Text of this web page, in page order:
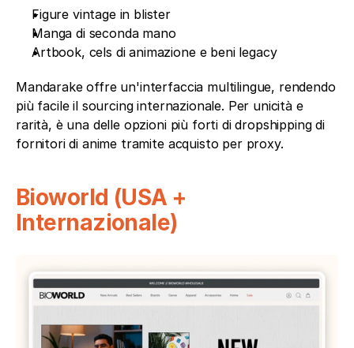
Figure vintage in blister
Manga di seconda mano
Artbook, cels di animazione e beni legacy
Mandarake offre un'interfaccia multilingue, rendendo
più facile il sourcing internazionale. Per unicità e
rarità, è una delle opzioni più forti di dropshipping di
fornitori di anime tramite acquisto per proxy.
Bioworld (USA +
Internazionale)